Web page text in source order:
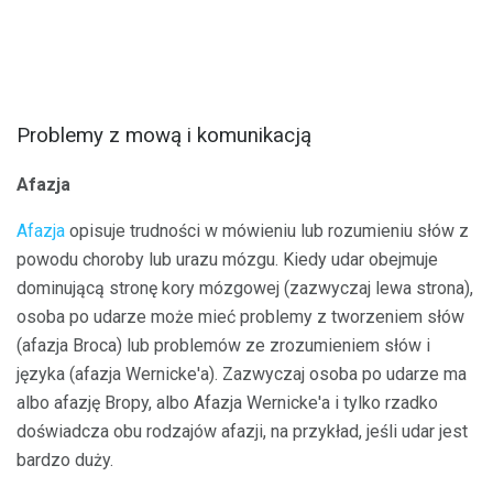
Problemy z mową i komunikacją
Afazja
Afazja opisuje trudności w mówieniu lub rozumieniu słów z
powodu choroby lub urazu mózgu. Kiedy udar obejmuje
dominującą stronę kory mózgowej (zazwyczaj lewa strona),
osoba po udarze może mieć problemy z tworzeniem słów
(afazja Broca) lub problemów ze zrozumieniem słów i
języka (afazja Wernicke'a). Zazwyczaj osoba po udarze ma
albo afazję Bropy, albo Afazja Wernicke'a i tylko rzadko
doświadcza obu rodzajów afazji, na przykład, jeśli udar jest
bardzo duży.